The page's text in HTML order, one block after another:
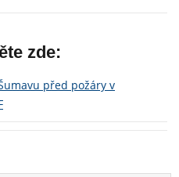
zde:
před požáry v